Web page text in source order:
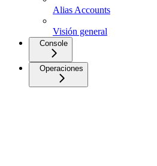
Alias Accounts
Visión general
Console
Operaciones